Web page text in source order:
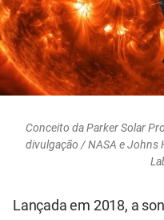
Conceito da Parker Solar
divulgação / NASA e Johns
Lançada em 2018, a